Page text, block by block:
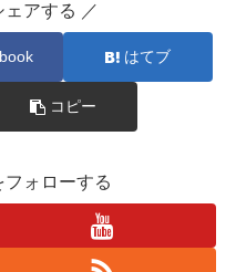
ェアする ／
はてブ
コピー
フォローする